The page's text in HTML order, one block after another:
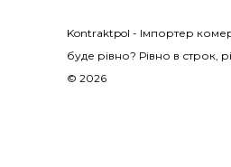
Kontraktpol - Імпортер
буде рівно? Рівно в строк,
© 2026